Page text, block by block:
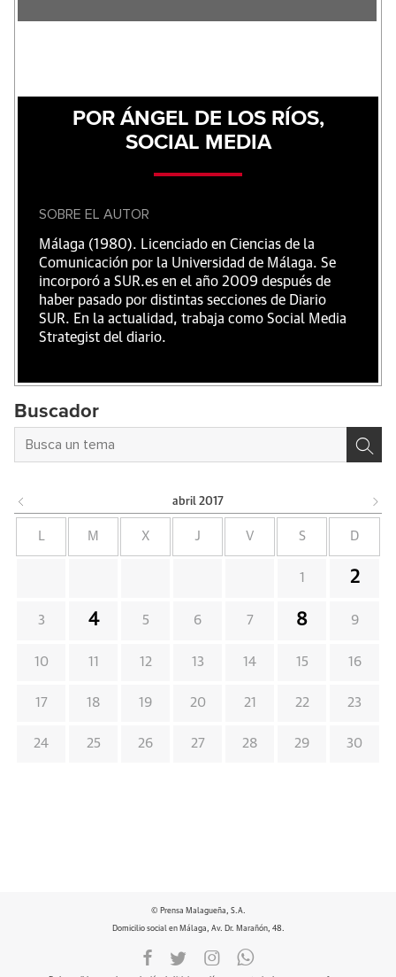
POR ÁNGEL DE LOS RÍOS,
SOCIAL MEDIA
SOBRE EL AUTOR
Málaga (1980). Licenciado en Ciencias de la
Comunicación por la Universidad de Málaga. Se
incorporó a SUR.es en el año 2009 después de
haber pasado por distintas secciones de Diario
SUR. En la actualidad, trabaja como Social Media
Strategist del diario.
Buscador
abril 2017
L M X J V S D
1 2
3 4 5 6 7 8 9
10 11 12 13 14 15 16
17 18 19 20 21 22 23
24 25 26 27 28 29 30
© Prensa Malagueña, S.A.
Domicilio social en Málaga, Av. Dr. Marañón, 48.